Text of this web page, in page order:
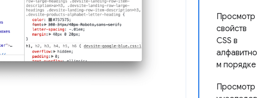
Просмотр
свойств
CSS в
алфавитно
м порядке
Просмотр